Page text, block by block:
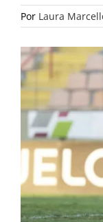
Por Laura